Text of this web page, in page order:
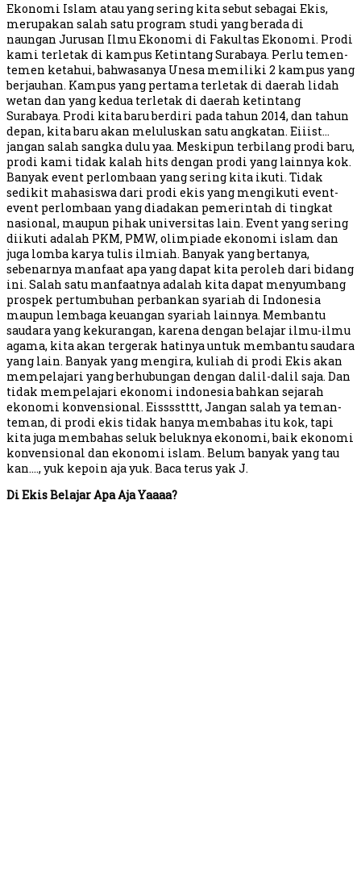
Ekonomi Islam atau yang sering kita sebut sebagai Ekis,
merupakan salah satu program studi yang berada di
naungan Jurusan Ilmu Ekonomi di Fakultas Ekonomi. Prodi
kami terletak di kampus Ketintang Surabaya. Perlu temen-
temen ketahui, bahwasanya Unesa memiliki 2 kampus yang
berjauhan. Kampus yang pertama terletak di daerah lidah
wetan dan yang kedua terletak di daerah ketintang
Surabaya. Prodi kita baru berdiri pada tahun 2014, dan tahun
depan, kita baru akan meluluskan satu angkatan. Eiiist…
jangan salah sangka dulu yaa. Meskipun terbilang prodi baru,
prodi kami tidak kalah hits dengan prodi yang lainnya kok.
Banyak event perlombaan yang sering kita ikuti. Tidak
sedikit mahasiswa dari prodi ekis yang mengikuti event-
event perlombaan yang diadakan pemerintah di tingkat
nasional, maupun pihak universitas lain. Event yang sering
diikuti adalah PKM, PMW, olimpiade ekonomi islam dan
juga lomba karya tulis ilmiah. Banyak yang bertanya,
sebenarnya manfaat apa yang dapat kita peroleh dari bidang
ini. Salah satu manfaatnya adalah kita dapat menyumbang
prospek pertumbuhan perbankan syariah di Indonesia
maupun lembaga keuangan syariah lainnya. Membantu
saudara yang kekurangan, karena dengan belajar ilmu-ilmu
agama, kita akan tergerak hatinya untuk membantu saudara
yang lain. Banyak yang mengira, kuliah di prodi Ekis akan
mempelajari yang berhubungan dengan dalil-dalil saja. Dan
tidak mempelajari ekonomi indonesia bahkan sejarah
ekonomi konvensional. Eisssstttt, Jangan salah ya teman-
teman, di prodi ekis tidak hanya membahas itu kok, tapi
kita juga membahas seluk beluknya ekonomi, baik ekonomi
konvensional dan ekonomi islam. Belum banyak yang tau
kan…., yuk kepoin aja yuk. Baca terus yak J.
Di Ekis Belajar Apa Aja Yaaaa?